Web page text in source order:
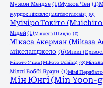
Мужон Мендзе (1)Мужон Чен (1)
Мурдок Ніккалс (Murdoc Niccals) (0)
Муічіро Токіто
Мідей (1)Мікаела Шиндо (0)
Мікаса Акерман (Mikasa
Мікеланджело (6)Міккі
Мікото Учіха (Mikoto Uchiha) (0)Міла
Міллі Боббі Браун (1)Мімі
Мін Юнгі (Min Yoon-